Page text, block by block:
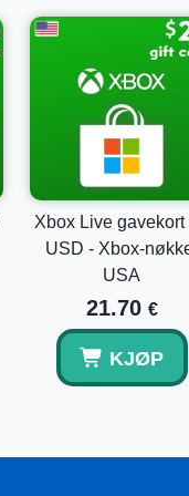
Xbox Live gavekort
USD - Xbox-
USA
21.70 €
KJØP